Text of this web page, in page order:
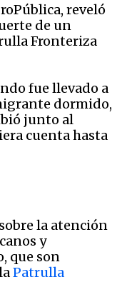
reveló
de un
Fronteriza
fue llevado a
dormido,
junto al
cuenta hasta
la atención
y
que son
Patrulla